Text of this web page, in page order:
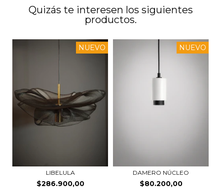
Quizás te interesen los siguientes
productos.
NUEVO
LIBELULA
$286.900,00
NUEVO
DAMERO NÚCLEO
$80.200,00